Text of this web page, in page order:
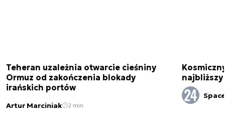
Teheran uzależnia otwarcie cieśniny
Ormuz od zakończenia blokady
irańskich portów
Artur Marciniak 2 min.